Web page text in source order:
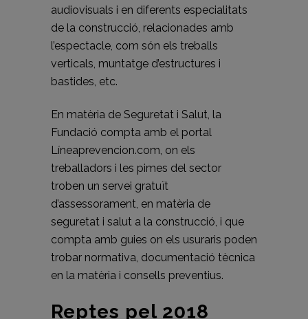
audiovisuals i en diferents especialitats
de la construcció, relacionades amb
l’espectacle, com són els treballs
verticals, muntatge d’estructures i
bastides, etc.
En matèria de Seguretat i Salut, la
Fundació compta amb el portal
Líneaprevencion.com, on els
treballadors i les pimes del sector
troben un servei gratuït
d’assessorament, en matèria de
seguretat i salut a la construcció, i que
compta amb guies on els usuraris poden
trobar normativa, documentació tècnica
en la matèria i consells preventius.
Reptes pel 2018